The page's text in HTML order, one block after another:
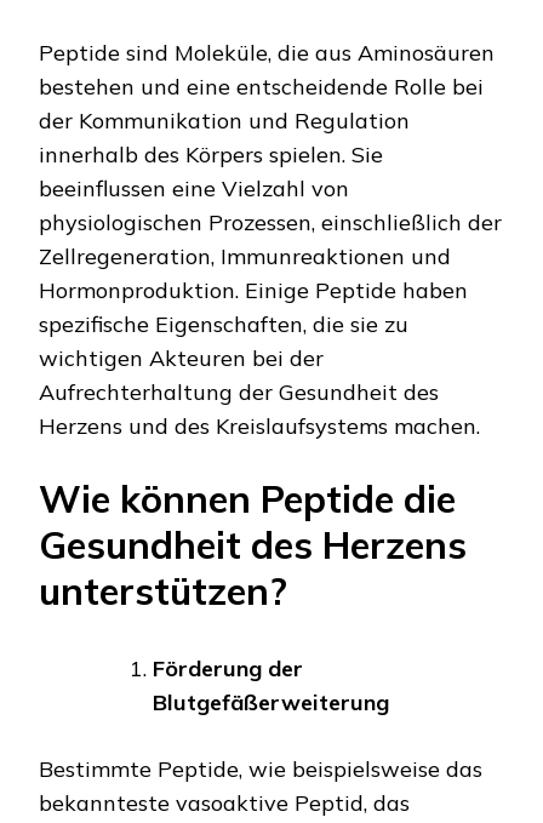
Peptide sind Moleküle, die aus Aminosäuren
bestehen und eine entscheidende Rolle bei
der Kommunikation und Regulation
innerhalb des Körpers spielen. Sie
beeinflussen eine Vielzahl von
physiologischen Prozessen, einschließlich der
Zellregeneration, Immunreaktionen und
Hormonproduktion. Einige Peptide haben
spezifische Eigenschaften, die sie zu
wichtigen Akteuren bei der
Aufrechterhaltung der Gesundheit des
Herzens und des Kreislaufsystems machen.
Wie können Peptide die
Gesundheit des Herzens
unterstützen?
Förderung der
Blutgefäßerweiterung
Bestimmte Peptide, wie beispielsweise das
bekannteste vasoaktive Peptid, das